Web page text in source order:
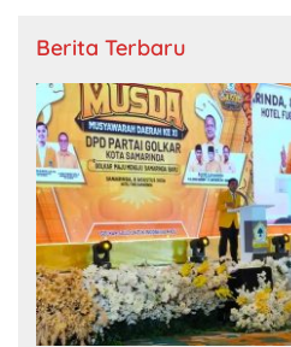
Berita Terbaru